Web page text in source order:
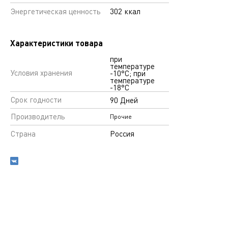
Энергетическая ценность
302 ккал
Характеристики товара
Условия хранения
при
температуре
-10°С; при
температуре
-18°С
Срок годности
90 Дней
Производитель
Прочие
Страна Россия